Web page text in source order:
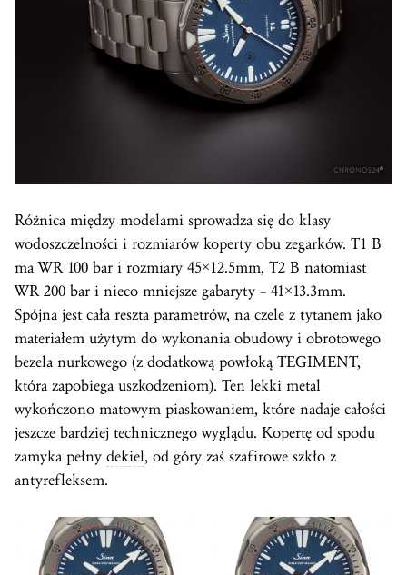
Różnica między modelami sprowadza się do klasy
wodoszczelności i rozmiarów koperty obu zegarków. T1 B
ma WR 100 bar i rozmiary 45×12.5mm, T2 B natomiast
WR 200 bar i nieco mniejsze gabaryty – 41×13.3mm.
Spójna jest cała reszta parametrów, na czele z tytanem jako
materiałem użytym do wykonania obudowy i obrotowego
bezela nurkowego (z dodatkową powłoką TEGIMENT,
która zapobiega uszkodzeniom). Ten lekki metal
wykończono matowym piaskowaniem, które nadaje całości
jeszcze bardziej technicznego wyglądu. Kopertę od spodu
zamyka pełny dekiel, od góry zaś szafirowe szkło z
antyrefleksem.